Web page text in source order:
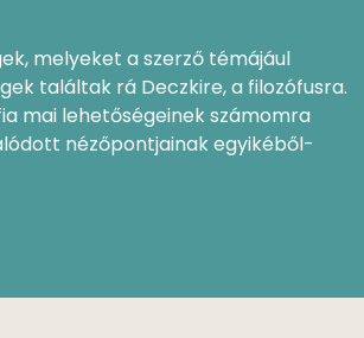
melyeket a szerző témájául
találtak rá Deczkire, a filozófusra.
mai lehetőségeinek számomra
nézőpontjainak egyikéből-